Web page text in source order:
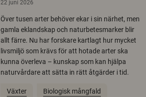
22 juni 2026
Över tusen arter behöver ekar i sin närhet, men
gamla eklandskap och naturbetesmarker blir
allt färre. Nu har forskare kartlagt hur mycket
livsmiljö som krävs för att hotade arter ska
kunna överleva – kunskap som kan hjälpa
naturvårdare att sätta in rätt åtgärder i tid.
Växter Biologisk mångfald